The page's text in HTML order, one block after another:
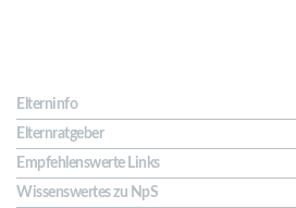
Elterninfo
Elternratgeber
Empfehlenswerte Links
Wissenswertes zu NpS